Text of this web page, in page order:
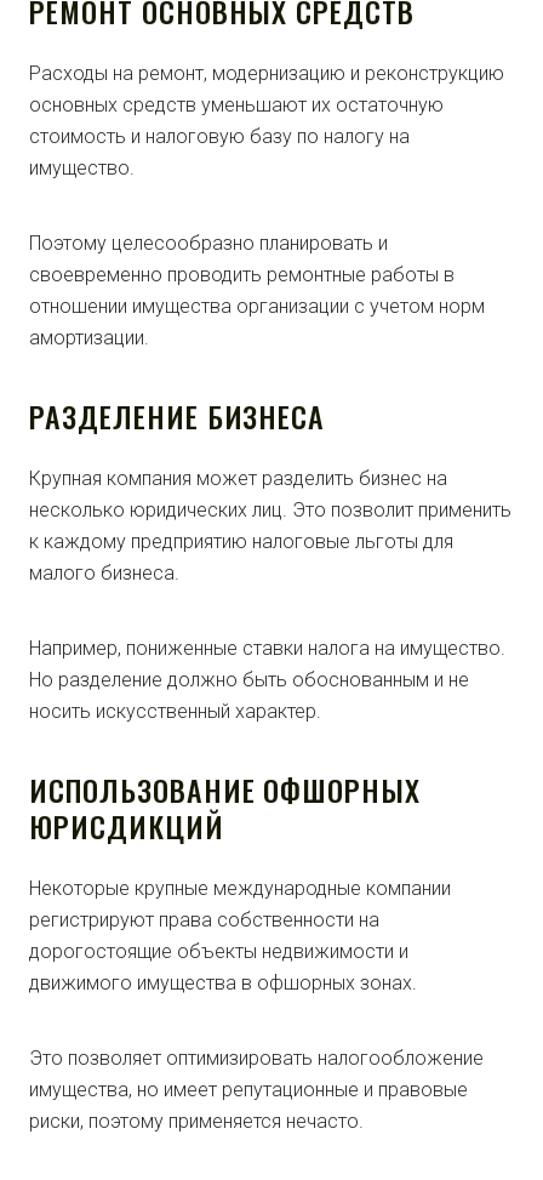
РЕМОНТ ОСНОВНЫХ СРЕДСТВ
Расходы на ремонт, модернизацию и реконструкцию
основных средств уменьшают их остаточную
стоимость и налоговую базу по налогу на
имущество.
Поэтому целесообразно планировать и
своевременно проводить ремонтные работы в
отношении имущества организации с учетом норм
амортизации.
РАЗДЕЛЕНИЕ БИЗНЕСА
Крупная компания может разделить бизнес на
несколько юридических лиц. Это позволит применить
к каждому предприятию налоговые льготы для
малого бизнеса.
Например, пониженные ставки налога на имущество.
Но разделение должно быть обоснованным и не
носить искусственный характер.
ИСПОЛЬЗОВАНИЕ ОФШОРНЫХ
ЮРИСДИКЦИЙ
Некоторые крупные международные компании
регистрируют права собственности на
дорогостоящие объекты недвижимости и
движимого имущества в офшорных зонах.
Это позволяет оптимизировать налогообложение
имущества, но имеет репутационные и правовые
риски, поэтому применяется нечасто.